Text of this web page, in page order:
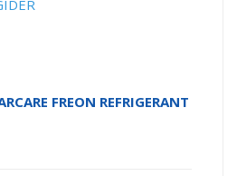
FREON REFRIGERANT